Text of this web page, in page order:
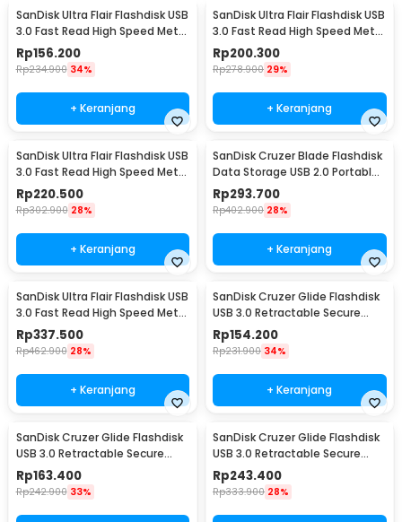
SanDisk Ultra Flair Flashdisk USB
3.0 Fast Read High Speed Metal
Case 16GB - SDCZ73
Rp156.200
Rp234.900 34%
+ Keranjang
SanDisk Ultra Flair Flashdisk USB
3.0 Fast Read High Speed Metal
Case 32GB - SDCZ73
Rp200.300
Rp278.900 29%
+ Keranjang
SanDisk Ultra Flair Flashdisk USB
3.0 Fast Read High Speed Metal
Case 64GB - SDCZ73
Rp220.500
Rp302.900 28%
+ Keranjang
SanDisk Cruzer Blade Flashdisk
Data Storage USB 2.0 Portable
128GB - SDCZ50
Rp293.700
Rp402.900 28%
+ Keranjang
SanDisk Ultra Flair Flashdisk USB
3.0 Fast Read High Speed Metal
Case 128GB - SDCZ73
Rp337.500
Rp462.900 28%
+ Keranjang
SanDisk Cruzer Glide Flashdisk
USB 3.0 Retractable Secure
Access 16GB - SDCZ600
Rp154.200
Rp231.900 34%
+ Keranjang
SanDisk Cruzer Glide Flashdisk
USB 3.0 Retractable Secure
Access 32GB - SDCZ600
Rp163.400
Rp242.900 33%
SanDisk Cruzer Glide Flashdisk
USB 3.0 Retractable Secure
Access 64GB - SDCZ600
Rp243.400
Rp333.900 28%